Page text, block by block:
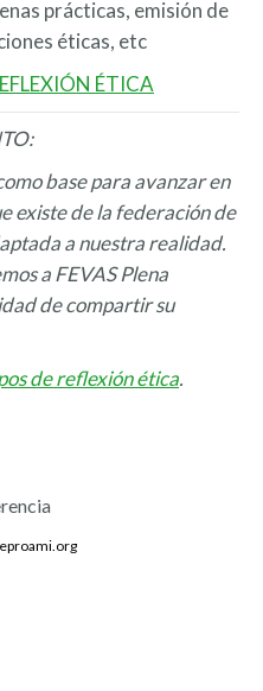
prácticas, emisión de
éticas, etc
ÉTICA
base para avanzar en
existe de la federación de
a nuestra realidad.
a FEVAS Plena
de compartir su
de reflexión ética.